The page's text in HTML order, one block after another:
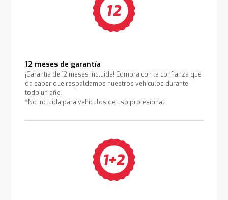
12 meses de garantía
¡Garantía de 12 meses incluida! Compra con la confianza que
da saber que respaldamos nuestros vehículos durante
todo un año.
*No incluida para vehículos de uso profesional